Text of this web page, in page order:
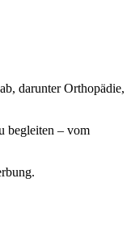
darunter Orthopädie,
begleiten – vom